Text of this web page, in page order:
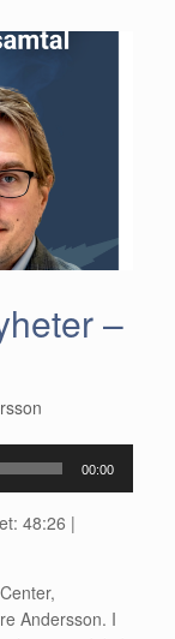
–
00:00
48:26 |
Andersson. I